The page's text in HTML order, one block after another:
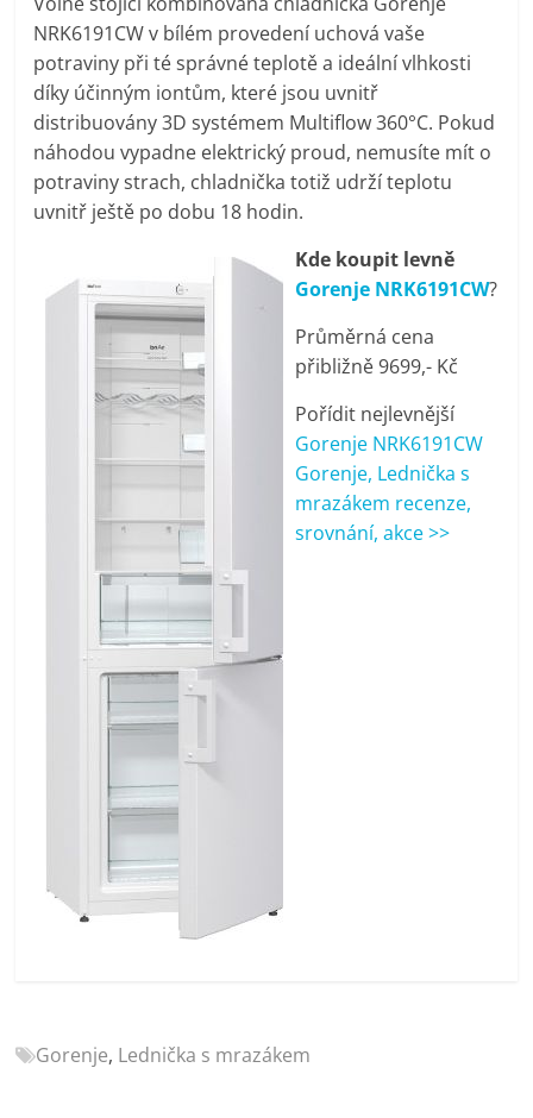
pračky,
televize,
notebooky,
mobilní
telefony,
kávovary,
bazény
elektronika
notebooky,
NRK6191CW v bílém provedení uchová vaše
potraviny při té správné teplotě a ideální vlhkosti
díky účinným iontům, které jsou uvnitř
distribuovány 3D systémem Multiflow 360°C. Pokud
náhodou vypadne elektrický proud, nemusíte mít o
potraviny strach, chladnička totiž udrží teplotu
uvnitř ještě po dobu 18 hodin.
Kde koupit levně
Gorenje NRK6191CW?
Průměrná cena
přibližně 9699,- Kč
Pořídit nejlevnější
Gorenje NRK6191CW
Gorenje, Lednička s
mrazákem recenze,
srovnání, akce >>
Gorenje, Lednička s mrazákem